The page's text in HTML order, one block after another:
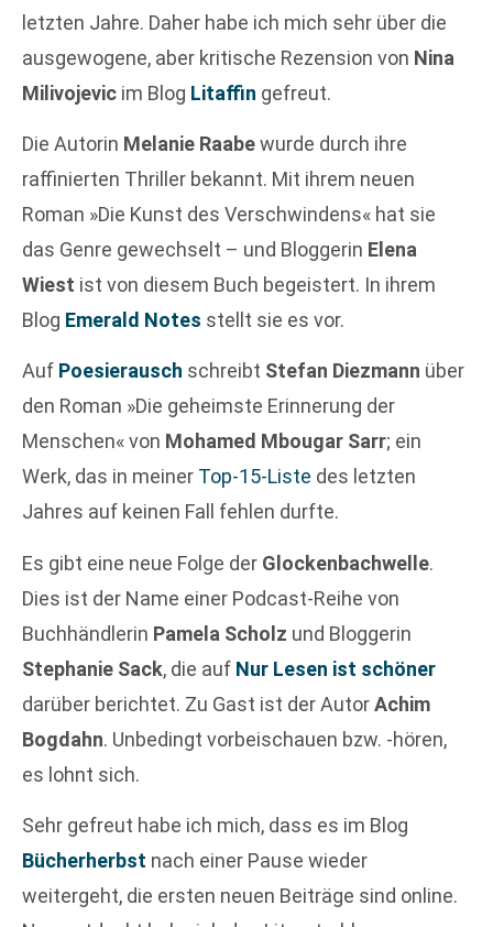
letzten Jahre. Daher habe ich mich sehr über die
ausgewogene, aber kritische Rezension von Nina
Milivojevic im Blog Litaffin gefreut.
Die Autorin Melanie Raabewurde durch ihre
raffinierten Thriller bekannt. Mit ihrem neuen
Roman »Die Kunst des Verschwindens« hat sie
das Genre gewechselt – und Bloggerin Elena
Wiest ist von diesem Buch begeistert. In ihrem
Blog Emerald Notes stellt sie es vor.
Auf Poesierausch schreibt Stefan Diezmann über
den Roman »Die geheimste Erinnerung der
Menschen« von Mohamed Mbougar Sarr; ein
Werk, das in meiner Top-15-Liste des letzten
Jahres auf keinen Fall fehlen durfte.
Es gibt eine neue Folge der Glockenbachwelle.
Dies ist der Name einer Podcast-Reihe von
Buchhändlerin Pamela Scholz und Bloggerin
Stephanie Sack, die auf Nur Lesen ist schöner
darüber berichtet. Zu Gast ist der AutorAchim
Bogdahn. Unbedingt vorbeischauen bzw. -hören,
es lohnt sich.
Sehr gefreut habe ich mich, dass es im Blog
Bücherherbst nach einer Pause wieder
weitergeht, die ersten neuen Beiträge sind online.